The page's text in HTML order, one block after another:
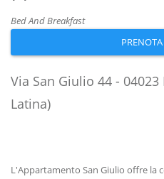
Bed And Breakfast
Via San Giulio 44 -
Latina)
L'Appartamento San Giulio offre la